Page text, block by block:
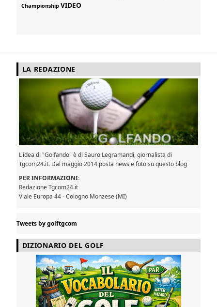
Championship VIDEO
LA REDAZIONE
L'idea di "Golfando" è di Sauro Legramandi, giornalista di
Tgcom24.it. Dal maggio 2014 posta news e foto su questo blog
PER INFORMAZIONI:
Redazione Tgcom24.it
Viale Europa 44 - Cologno Monzese (MI)
Tweets by golftgcom
DIZIONARIO DEL GOLF